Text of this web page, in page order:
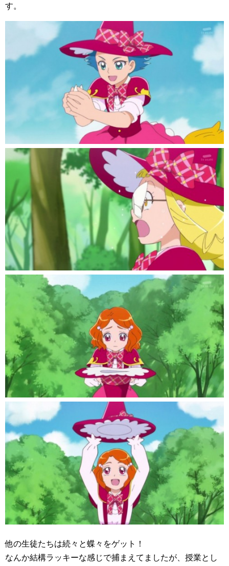
す。
他の生徒たちは続々と蝶々をゲット！
なんか結構ラッキーな感じで捕まえてましたが、授業とし